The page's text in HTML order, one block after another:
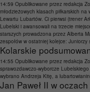
14:59 Opublikowane przez redakcja
młodzieżowych klasach piłkarskich
Lewartu Lubartów. Ci pierwsi (trener
Lubelski i awansowali na trzecie
starszych prowadzona przez Alberta
zespołów w ostatniej kolejce: Juniorzy
Kolarskie
14:55 Opublikowane przez redakcja
sprawozdawczo-wyborcze
wybrano Andrzeja Kitę, a
Jan Paweł II w